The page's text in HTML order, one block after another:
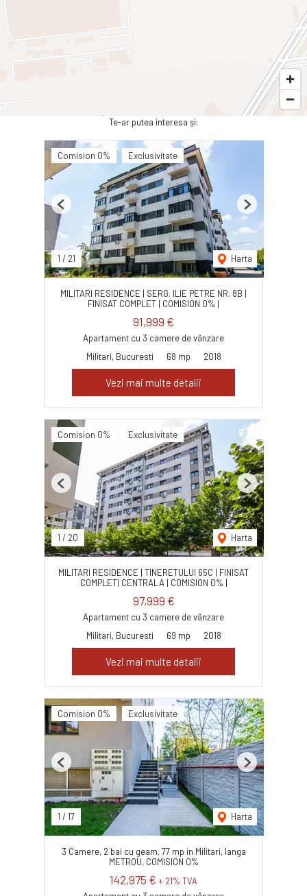
Te-ar putea interesa și:
Comision 0% Exclusivitate
1 / 21 Harta
Previous Next
MILITARI RESIDENCE | SERG. ILIE PETRE NR. 8B |
FINISAT COMPLET | COMISION 0% |
91,999 €
Apartament cu 3 camere de vânzare
Militari, Bucuresti
68 mp 2018
Vezi mai multe detalii
Comision 0% Exclusivitate
1 / 20 Harta
Previous Next
MILITARI RESIDENCE | TINERETULUI 65C | FINISAT
COMPLET| CENTRALA | COMISION 0% |
97,999 €
Apartament cu 3 camere de vânzare
Militari, Bucuresti
69 mp 2018
Vezi mai multe detalii
Comision 0% Exclusivitate
1 / 17 Harta
Previous Next
3 Camere, 2 bai cu geam, 77 mp in Militari, langa
METROU, COMISION 0%
142,975 € + 21% TVA